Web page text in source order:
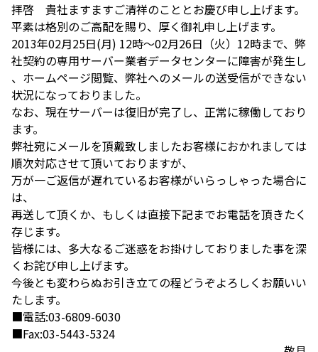
拝啓 貴社ますますご清祥のこととお慶び申し上げます。
平素は格別のご高配を賜り、厚く御礼申し上げます。
2013年02月25日(月) 12時～02月26日（火）12時まで、弊
社契約の専用サーバー業者データセンターに障害が発生し
、ホームページ閲覧、弊社へのメールの送受信ができない
状況になっておりました。
なお、現在サーバーは復旧が完了し、正常に稼働しており
ます。
弊社宛にメールを頂戴致しましたお客様におかれましては
順次対応させて頂いておりますが、
万が一ご返信が遅れているお客様がいらっしゃった場合に
は、
再送して頂くか、もしくは直接下記までお電話を頂きたく
存じます。
皆様には、多大なるご迷惑をお掛けしておりました事を深
くお詫び申し上げます。
今後とも変わらぬお引き立ての程どうぞよろしくお願いい
たします。
■電話:03-6809-6030
■Fax:03-5443-5324